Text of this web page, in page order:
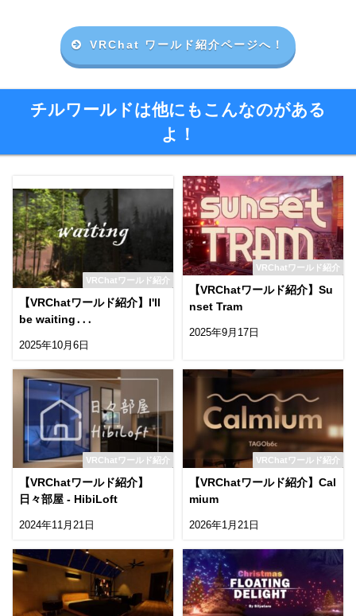
VRChat ワールド紹介ページへ！
チルワールドは他にもこんなのがある
よ！
VRChatワールド紹介
【VRChatワールド紹介】I'll
be waiting․․․
2025年10月6日
VRChatワールド紹介
【VRChatワールド紹介】Su
nset Tram
2025年9月17日
VRChatワールド紹介
【VRChatワールド紹介】
日々部屋 - HibiLoft
2024年11月21日
VRChatワールド紹介
【VRChatワールド紹介】Cal
mium
2026年1月21日